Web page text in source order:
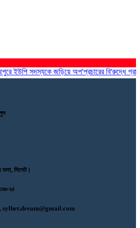
ইউপি সদস্যকে জড়িয়ে অপ'প্রচারের বি'রুদ্ধে
তলা, সিলেট।